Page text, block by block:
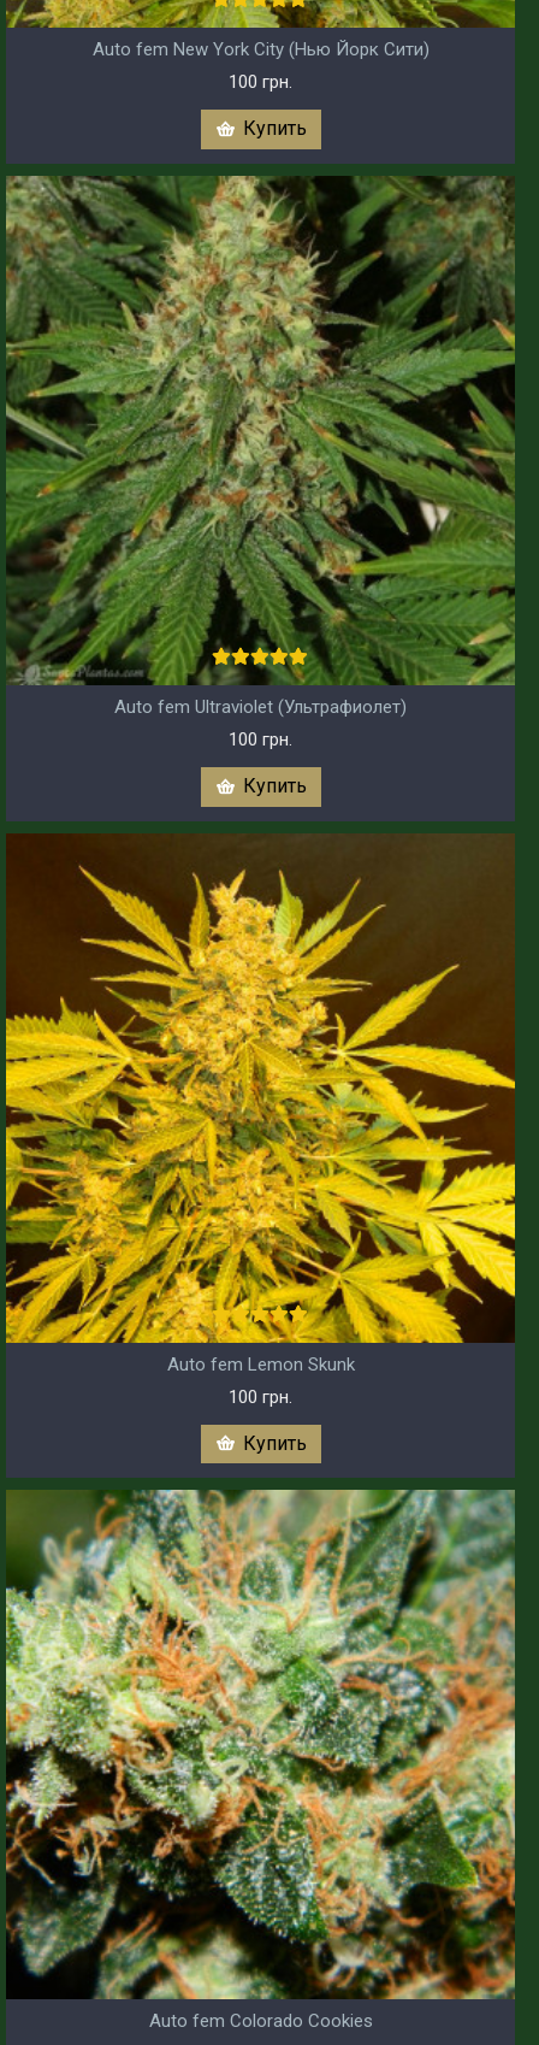
Auto fem New York City (Нью Йорк Сити)
100 грн.
Купить
Auto fem Ultraviolet (Ультрафиолет)
100 грн.
Купить
Auto fem Lemon Skunk
100 грн.
Купить
Auto fem Colorado Cookies